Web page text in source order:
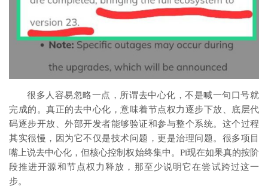
很多人容易忽略一点，所谓去中心化，不是喊一句口号就
完成的。真正的去中心化，意味着节点权力逐步下放、底层代
码逐步开放、外部开发者能够验证和参与整个系统。这个过程
其实很慢，因为它不仅是技术问题，更是治理问题。很多项目
嘴上说去中心化，但核心控制权始终集中。Pi现在如果真的按阶
段推进开源和节点权力释放，那至少说明它在尝试跨过这一
步。